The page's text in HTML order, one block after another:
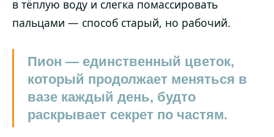
в тёплую воду и слегка помассировать
пальцами — способ старый, но рабочий.
Пион — единственный цветок,
который продолжает меняться в
вазе каждый день, будто
раскрывает секрет по частям.